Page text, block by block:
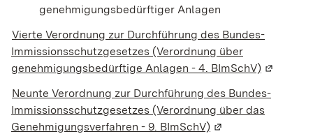
genehmigungsbedürftiger Anlagen
Vierte Verordnung zur Durchführung des Bundes-
Immissionsschutzgesetzes (Verordnung über
genehmigungsbedürftige Anlagen - 4. BImSchV) (Wird in
Neunte Verordnung zur Durchführung des Bundes-
Immissionsschutzgesetzes (Verordnung über das
Genehmigungsverfahren - 9. BImSchV) (Wird in einem